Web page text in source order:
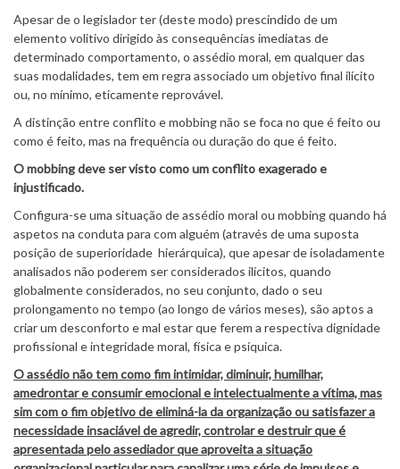
Apesar de o legislador ter (deste modo) prescindido de um
elemento volitivo dirigido às consequências imediatas de
determinado comportamento, o assédio moral, em qualquer das
suas modalidades, tem em regra associado um objetivo final ilícito
ou, no mínimo, eticamente reprovável.
A distinção entre conflito e mobbing não se foca no que é feito ou
como é feito, mas na frequência ou duração do que é feito.
O mobbing deve ser visto como um conflito exagerado e
injustificado.
Configura-se uma situação de assédio moral ou mobbing quando há
aspetos na conduta para com alguém (através de uma suposta
posição de superioridade hierárquica), que apesar de isoladamente
analisados não poderem ser considerados ilícitos, quando
globalmente considerados, no seu conjunto, dado o seu
prolongamento no tempo (ao longo de vários meses), são aptos a
criar um desconforto e mal estar que ferem a respectiva dignidade
profissional e integridade moral, física e psíquica.
O assédio não tem como fim intimidar, diminuir, humilhar,
amedrontar e consumir emocional e intelectualmente a vítima, mas
sim com o fim objetivo de eliminá-la da organização ou satisfazer a
necessidade insaciável de agredir, controlar e destruir que é
apresentada pelo assediador que aproveita a situação